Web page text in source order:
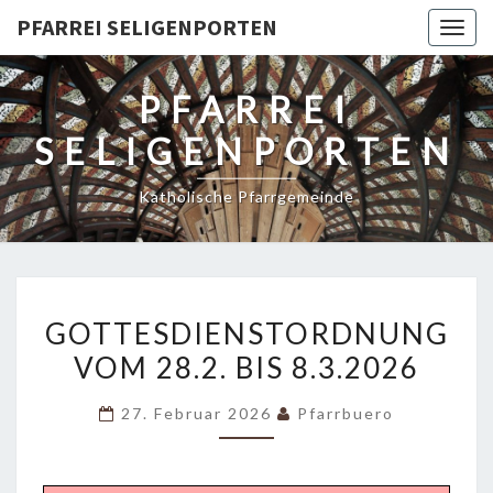
PFARREI SELIGENPORTEN
PFARREI
SELIGENPORTEN
Katholische Pfarrgemeinde
VOM
28.2.
8.3.2026
GOTTESDIENSTORDNUNG
VOM 28.2. BIS 8.3.2026
27. Februar 2026 Pfarrbuero